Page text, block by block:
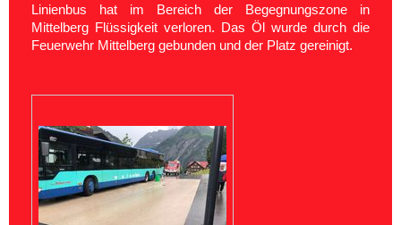
Linienbus hat im Bereich der Begegnungszone in
Mittelberg Flüssigkeit verloren. Das Öl wurde durch die
Feuerwehr Mittelberg gebunden und der Platz gereinigt.